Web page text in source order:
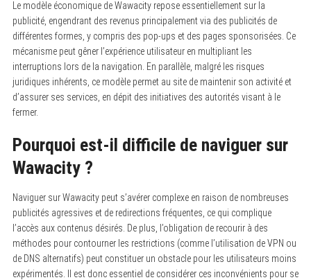
Le modèle économique de Wawacity repose essentiellement sur la
publicité, engendrant des revenus principalement via des publicités de
différentes formes, y compris des pop-ups et des pages sponsorisées. Ce
mécanisme peut gêner l’expérience utilisateur en multipliant les
interruptions lors de la navigation. En parallèle, malgré les risques
juridiques inhérents, ce modèle permet au site de maintenir son activité et
d’assurer ses services, en dépit des initiatives des autorités visant à le
fermer.
Pourquoi est-il difficile de naviguer sur
Wawacity ?
Naviguer sur Wawacity peut s’avérer complexe en raison de nombreuses
publicités agressives et de redirections fréquentes, ce qui complique
l’accès aux contenus désirés. De plus, l’obligation de recourir à des
méthodes pour contourner les restrictions (comme l’utilisation de VPN ou
de DNS alternatifs) peut constituer un obstacle pour les utilisateurs moins
expérimentés. Il est donc essentiel de considérer ces inconvénients pour se